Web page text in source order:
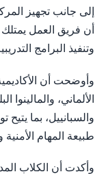
إلى جانب تجهيز
أن فريق العمل
وتنفيذ البرامج
وأوضحت أن
الألماني، والمالينوا
والسبانييل، بما
طبيعة المهام الأمنية
وأكدت أن الكلاب